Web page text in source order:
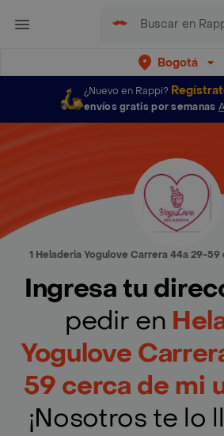
Bogotá
¿Nuevo en Rappi?
envíos gratis por semanas
1 Heladeria Yogulove Carrera 44a 29-
Ingresa tu
pedir en
Yogulove
59 cerca de mi
¡Nosotros te lo